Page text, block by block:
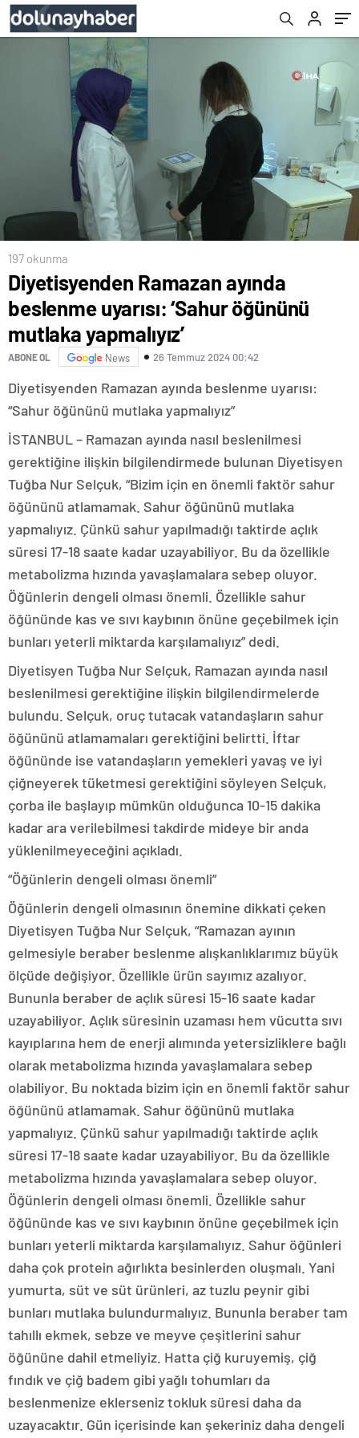
197 okunma
Diyetisyenden Ramazan ayında
beslenme uyarısı: ‘Sahur öğününü
mutlaka yapmalıyız’
ABONE OL News 26 Temmuz 2024 00:42
Diyetisyenden Ramazan ayında beslenme uyarısı:
“Sahur öğününü mutlaka yapmalıyız”
İSTANBUL – Ramazan ayında nasıl beslenilmesi
gerektiğine ilişkin bilgilendirmede bulunan Diyetisyen
Tuğba Nur Selçuk, “Bizim için en önemli faktör sahur
öğününü atlamamak. Sahur öğününü mutlaka
yapmalıyız. Çünkü sahur yapılmadığı taktirde açlık
süresi 17-18 saate kadar uzayabiliyor. Bu da özellikle
metabolizma hızında yavaşlamalara sebep oluyor.
Öğünlerin dengeli olması önemli. Özellikle sahur
öğününde kas ve sıvı kaybının önüne geçebilmek için
bunları yeterli miktarda karşılamalıyız” dedi.
Diyetisyen Tuğba Nur Selçuk, Ramazan ayında nasıl
beslenilmesi gerektiğine ilişkin bilgilendirmelerde
bulundu. Selçuk, oruç tutacak vatandaşların sahur
öğününü atlamamaları gerektiğini belirtti. İftar
öğününde ise vatandaşların yemekleri yavaş ve iyi
çiğneyerek tüketmesi gerektiğini söyleyen Selçuk,
çorba ile başlayıp mümkün olduğunca 10-15 dakika
kadar ara verilebilmesi takdirde mideye bir anda
yüklenilmeyeceğini açıkladı.
“Öğünlerin dengeli olması önemli”
Öğünlerin dengeli olmasının önemine dikkati çeken
Diyetisyen Tuğba Nur Selçuk, “Ramazan ayının
gelmesiyle beraber beslenme alışkanlıklarımız büyük
ölçüde değişiyor. Özellikle ürün sayımız azalıyor.
Bununla beraber de açlık süresi 15-16 saate kadar
uzayabiliyor. Açlık süresinin uzaması hem vücutta sıvı
kayıplarına hem de enerji alımında yetersizliklere bağlı
olarak metabolizma hızında yavaşlamalara sebep
olabiliyor. Bu noktada bizim için en önemli faktör sahur
öğününü atlamamak. Sahur öğününü mutlaka
yapmalıyız. Çünkü sahur yapılmadığı taktirde açlık
süresi 17-18 saate kadar uzayabiliyor. Bu da özellikle
metabolizma hızında yavaşlamalara sebep oluyor.
Öğünlerin dengeli olması önemli. Özellikle sahur
öğününde kas ve sıvı kaybının önüne geçebilmek için
bunları yeterli miktarda karşılamalıyız. Sahur öğünleri
daha çok protein ağırlıkta besinlerden oluşmalı. Yani
yumurta, süt ve süt ürünleri, az tuzlu peynir gibi
bunları mutlaka bulundurmalıyız. Bununla beraber tam
tahıllı ekmek, sebze ve meyve çeşitlerini sahur
öğününe dahil etmeliyiz. Hatta çiğ kuruyemiş, çiğ
fındık ve çiğ badem gibi yağlı tohumları da
beslenmenize eklerseniz tokluk süresi daha da
uzayacaktır. Gün içerisinde kan şekeriniz daha dengeli